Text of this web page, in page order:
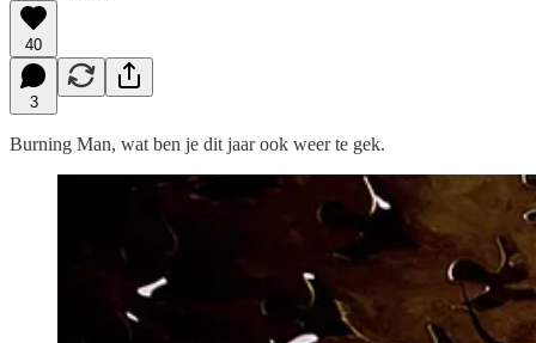
40
3
Burning Man, wat ben je dit jaar ook weer te gek.